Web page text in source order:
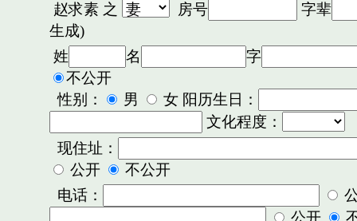
赵求素之 房号
字辈
生成)
姓
名
字
不公开
性别：
男
女 阳历生日：
文化程度：
现住址：
公开
不公开
电话：